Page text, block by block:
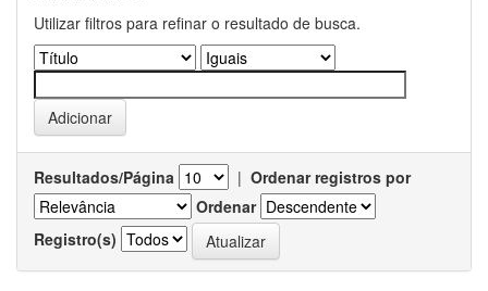
Utilizar filtros para refinar o resultado de busca.
Resultados/Página | Ordenar registros por
Ordenar
Registro(s)